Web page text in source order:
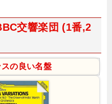
交響楽団 (1番,2
の良い名盤